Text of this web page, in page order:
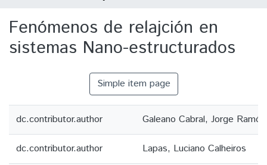
Fenómenos de relajción en
sistemas Nano-estructurados
Simple item page
dc.contributor.author Galeano Cabral, Jorge Ramón
dc.contributor.author Lapas, Luciano Calheiros